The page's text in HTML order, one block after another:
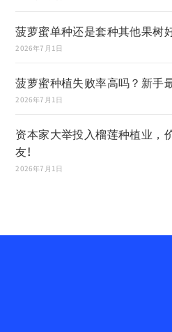
菠萝蜜单种还是套种其他果树
2026年7月1日
菠萝蜜种植失败率高吗？新手
2026年7月1日
资本家大举投入榴莲种植业，
友!
2026年7月1日